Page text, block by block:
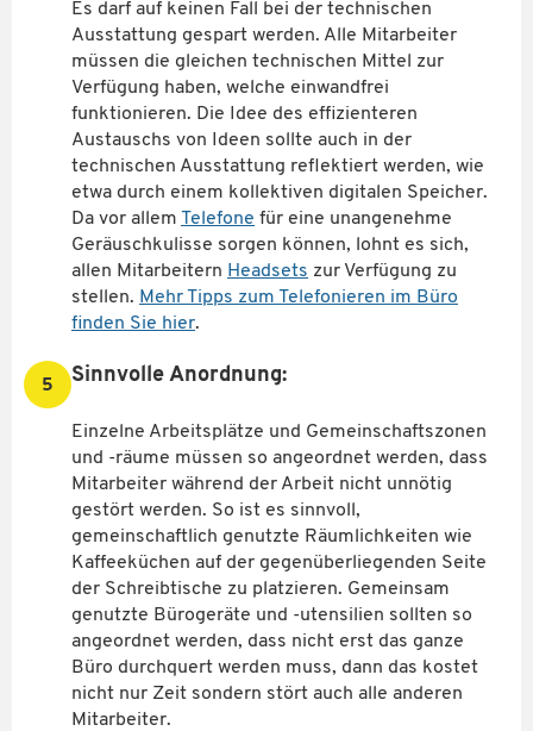
Es darf auf keinen Fall bei der technischen
Ausstattung gespart werden. Alle Mitarbeiter
müssen die gleichen technischen Mittel zur
Verfügung haben, welche einwandfrei
funktionieren. Die Idee des effizienteren
Austauschs von Ideen sollte auch in der
technischen Ausstattung reflektiert werden, wie
etwa durch einem kollektiven digitalen Speicher.
Da vor allem Telefone für eine unangenehme
Geräuschkulisse sorgen können, lohnt es sich,
allen Mitarbeitern Headsets zur Verfügung zu
stellen. Mehr Tipps zum Telefonieren im Büro
finden Sie hier.
5 Sinnvolle Anordnung:
Einzelne Arbeitsplätze und Gemeinschaftszonen
und -räume müssen so angeordnet werden, dass
Mitarbeiter während der Arbeit nicht unnötig
gestört werden. So ist es sinnvoll,
gemeinschaftlich genutzte Räumlichkeiten wie
Kaffeeküchen auf der gegenüberliegenden Seite
der Schreibtische zu platzieren. Gemeinsam
genutzte Bürogeräte und -utensilien sollten so
angeordnet werden, dass nicht erst das ganze
Büro durchquert werden muss, dann das kostet
nicht nur Zeit sondern stört auch alle anderen
Mitarbeiter.